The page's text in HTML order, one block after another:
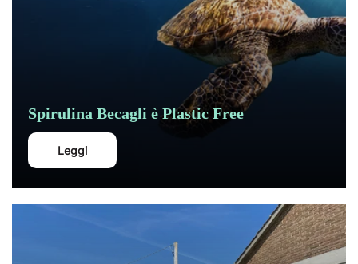
Spirulina Becagli è Plastic Free
Leggi